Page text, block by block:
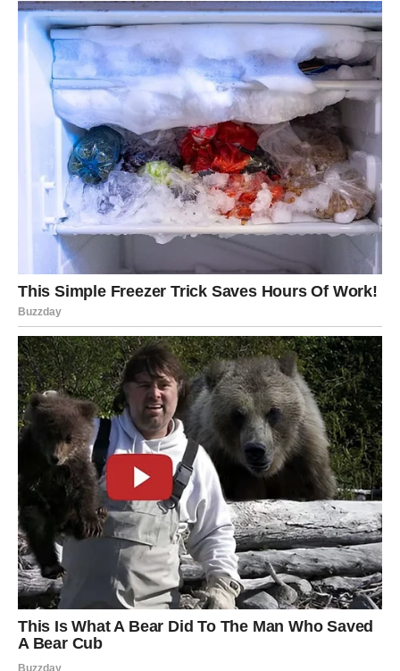
se život konačno okreće u pravom smjeru.
Ovo je period tokom kojeg treba slušati intuiciju i ne
ignorisati znakove koje vam univerzum šalje, jer upravo
oni mogu otkriti šta vas čeka u narednom životnom
poglavlju.